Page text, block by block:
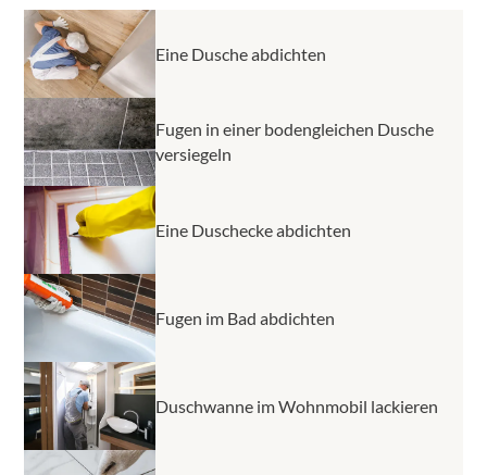
Boden unter der Duschwanne.
Eine Dusche abdichten
Fugen in einer bodengleichen Dusche
versiegeln
Eine Duschecke abdichten
Fugen im Bad abdichten
Duschwanne im Wohnmobil lackieren